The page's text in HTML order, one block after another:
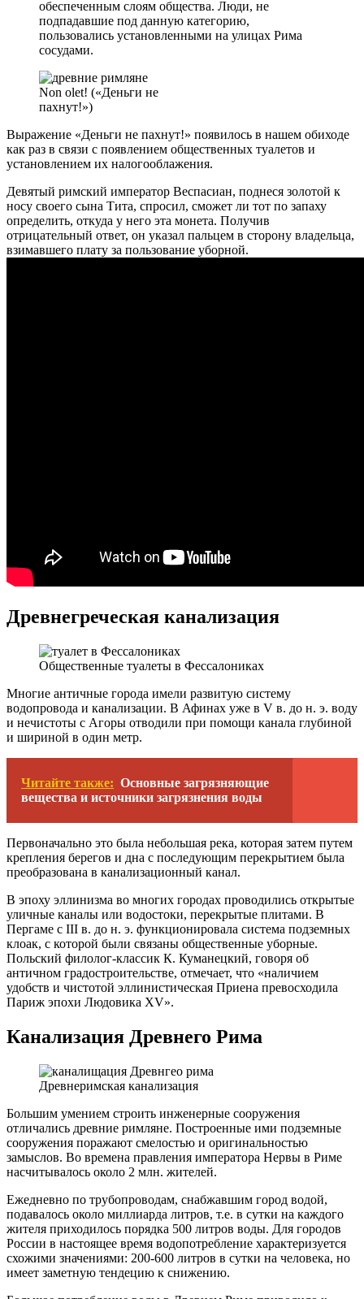
обеспеченным слоям общества. Люди, не
подпадавшие под данную категорию,
пользовались установленными на улицах Рима
сосудами.
Non olet! («Деньги не
пахнут!»)
Выражение «Деньги не пахнут!» появилось в нашем обиходе
как раз в связи с появлением общественных туалетов и
установлением их налогооблажения.
Девятый римский император Веспасиан, поднеся золотой к
носу своего сына Тита, спросил, сможет ли тот по запаху
определить, откуда у него эта монета. Получив
отрицательный ответ, он указал пальцем в сторону владельца,
взимавшего плату за пользование уборной.
Древнегреческая канализация
Общественные туалеты в Фессалониках
Многие античные города имели развитую систему
водопровода и канализации. В Афинах уже в V в. до н. э. воду
и нечистоты с Агоры отводили при помощи канала глубиной
и шириной в один метр.
Читайте также: Основные загрязняющие
вещества и источники загрязнения воды
Первоначально это была небольшая река, которая затем путем
крепления берегов и дна с последующим перекрытием была
преобразована в канализационный канал.
В эпоху эллинизма во многих городах проводились открытые
уличные каналы или водостоки, перекрытые плитами. В
Пергаме с III в. до н. э. функционировала система подземных
клоак, с которой были связаны общественные уборные.
Польский филолог-классик К. Куманецкий, говоря об
античном градостроительстве, отмечает, что «наличием
удобств и чистотой эллинистическая Приена превосходила
Париж эпохи Людовика XV».
Канализация Древнего Рима
Древнеримская канализация
Большим умением строить инженерные сооружения
отличались древние римляне. Построенные ими подземные
сооружения поражают смелостью и оригинальностью
замыслов. Во времена правления императора Нервы в Риме
насчитывалось около 2 млн. жителей.
Ежедневно по трубопроводам, снабжавшим город водой,
подавалось около миллиарда литров, т.е. в сутки на каждого
жителя приходилось порядка 500 литров воды. Для городов
России в настоящее время водопотребление характеризуется
схожими значениями: 200-600 литров в сутки на человека, но
имеет заметную тендецию к снижению.